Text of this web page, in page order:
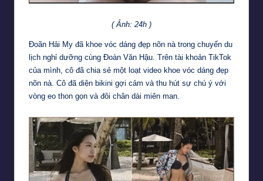
( Ảnh: 24h )
Đoãn Hải My đã khoe vóc dáng đẹp nõn nà trong chuyến du
lịch nghỉ dưỡng cùng Đoàn Văn Hậu. Trên tài khoản TikTok
của mình, cô đã chia sẻ một loạt video khoe vóc dáng đẹp
nõn nà. Cô đã diện bikini gợi cảm và thu hút sự chú ý với
vòng eo thon gọn và đôi chân dài miên man.